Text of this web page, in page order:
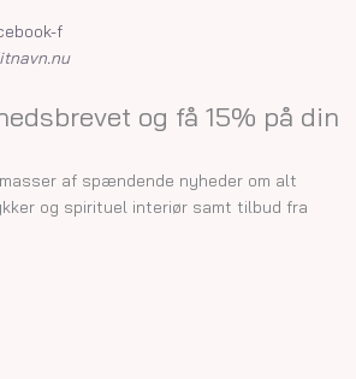
f
og få 15% på din
af spændende nyheder om alt
og spirituel interiør samt tilbud fra